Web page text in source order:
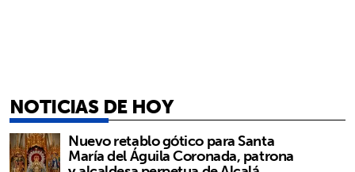
NOTICIAS DE HOY
Nuevo retablo gótico para Santa
María del Águila Coronada, patrona